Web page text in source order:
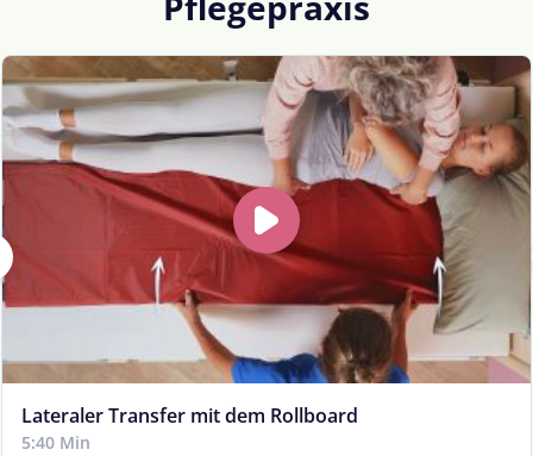
Lateraler Transfer mit dem Rollboard
5:40 Min